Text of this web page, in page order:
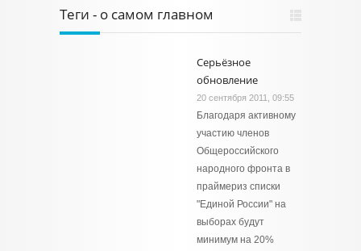
Теги - о самом главном
Серьёзное
обновление
20 сентября 2011, 09:55
Благодаря активному
участию членов
Общероссийского
народного фронта в
праймериз списки
"Единой России" на
выборах будут
минимум на 20%